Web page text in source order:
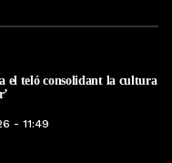
el teló consolidant la cultura
- 11:49